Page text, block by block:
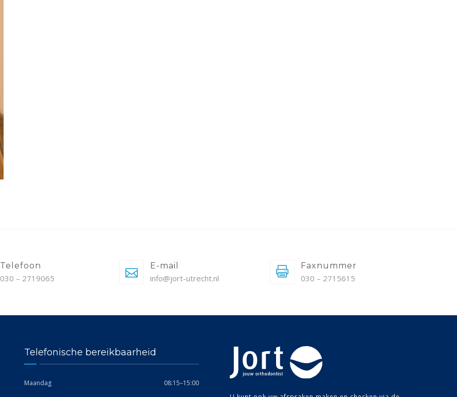
Telefoon
030 – 2719065
E-mail
info@jort-utrecht.nl
Faxnummer
030 – 2715615
Telefonische bereikbaarheid
Maandag
08:15–15:00